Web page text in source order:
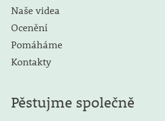
Naše videa
Ocenění
Pomáháme
Kontakty
Pěstujme společně